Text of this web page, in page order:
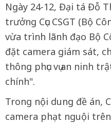
Ngày 24-12, Đại tá Đỗ
trưởng Cục CSGT (Bộ
vừa trình lãnh đạo Bộ
đặt camera giám sát,
thông phục vụ an ninh
chính".
Trong nội dung đề án,
camera phạt nguội